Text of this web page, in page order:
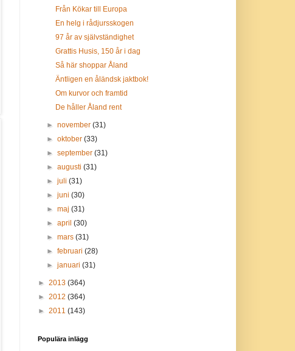
Från Kökar till Europa
En helg i rådjursskogen
97 år av självständighet
Grattis Husis, 150 år i dag
Så här shoppar Åland
Äntligen en åländsk jaktbok!
Om kurvor och framtid
De håller Åland rent
► november (31)
► oktober (33)
► september (31)
► augusti (31)
► juli (31)
► juni (30)
► maj (31)
► april (30)
► mars (31)
► februari (28)
► januari (31)
► 2013 (364)
► 2012 (364)
► 2011 (143)
Populära inlägg